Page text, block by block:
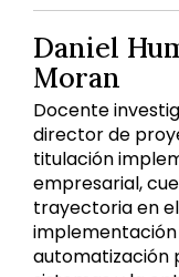
Daniel
Moran
Docente
director de
titulación
empresarial,
trayectoria en
automatización